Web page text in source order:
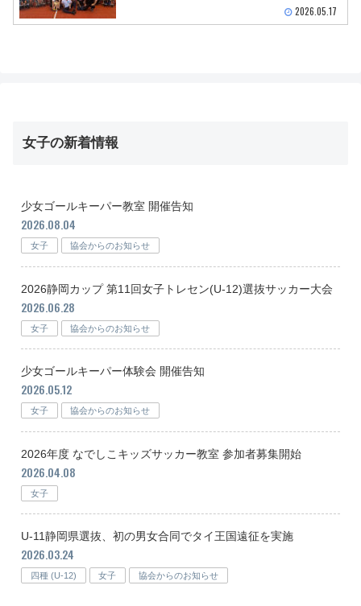
2026.05.17
女子の新着情報
少女ゴールキーパー教室 開催告知
2026.08.04
女子 協会からのお知らせ
2026静岡カップ 第11回女子トレセン(U-12)選抜サッカー大会
2026.06.28
女子 協会からのお知らせ
少女ゴールキーパー体験会 開催告知
2026.05.12
女子 協会からのお知らせ
2026年度 なでしこキッズサッカー教室 参加者募集開始
2026.04.08
女子
U-11静岡県選抜、初の男女合同でタイ王国遠征を実施
2026.03.24
四種 (U-12) 女子 協会からのお知らせ